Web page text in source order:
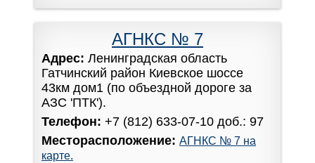
АГНКС № 7
Адрес: Ленинградская область
Гатчинский район Киевское шоссе
43км дом1 (по объездной дороге за
АЗС 'ПТК').
Телефон: +7 (812) 633-07-10 доб.: 97
Месторасположение: АГНКС № 7 на
карте.